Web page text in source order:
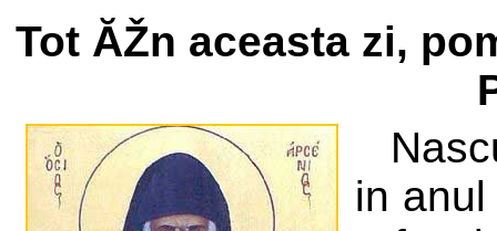
Tot ĂŽn aceasta zi,
in